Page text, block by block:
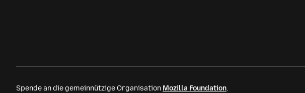
Spende an die gemeinnützige Organisation Mozilla Foundation.